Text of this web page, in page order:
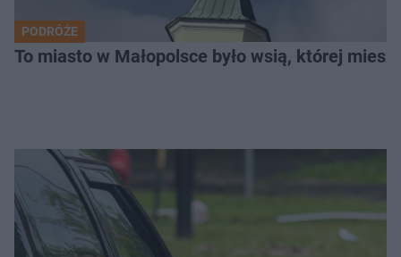
PODRÓŻE
To miasto w Małopolsce było wsią, której